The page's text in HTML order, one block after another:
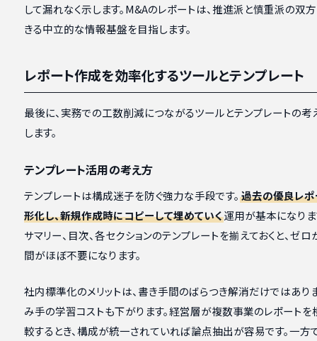
して漏れなく示します。M&Aのレポートは、推進派と慎重派の双
きる中立的な情報基盤を目指します。
レポート作成を効率化するツールとテンプレート
最後に、実務での工数削減につながるツールとテンプレートの
します。
テンプレート活用の考え方
テンプレートは構成迷子を防ぐ強力な手段です。 過去の優良レ
形化し、新規作成時にコピーして埋めていく運用が基本になりま
サマリー、目次、各セクションのテンプレートを揃えておくと、ゼ
間がほぼ不要になります。
社内標準化のメリットは、書き手間のばらつき解消だけではあり
み手の学習コストも下がります。経営層が複数事業のレポート
較するとき、構成が統一されていれば論点抽出が容易です。一方